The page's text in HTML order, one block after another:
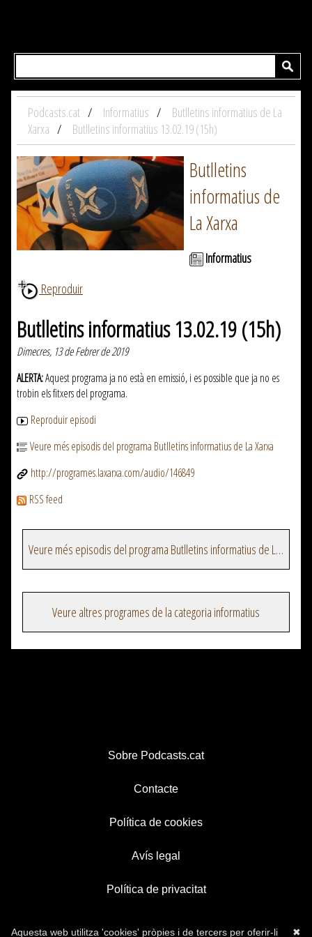
Podcasts.cat Informatius
Butlletins informatius de La
Xarxa
Butlletins informatius 13.02.19 (15h)
Butlletins
informatius de
La Xarxa
Informatius
Reproduir
Butlletins informatius 13.02.19 (15h)
Dimecres, 13 de Febrer de 2019
ALERTA:Aquest programa ja no està en emissió, i es possible que ja no es
trobin els fitxers del programa.
Reproduir episodi
Veure més episodis del programa Butlletins informatius de La Xarxa
http://programes.laxarxa.com/audio/146849
RSS feed
Veure més episodis del programa Butlletins informatius de La Xarxa
Veure altres programes de la categoria informatius
Sobre Podcasts.cat
Contacte
Política de cookies
Avís legal
Política de privacitat
✖
Aquesta web utilitza 'cookies' pròpies i de tercers per oferir-li